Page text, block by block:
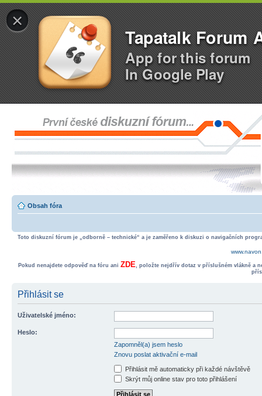
×
Tapatalk Forum
App for this forum
In Google Play
Obsah fóra
Toto diskuzní fórum je „odborně – technické“ a je zaměřeno k diskuzi o navigačních
Pokud nenajdete odpověď na fóru ani ZDE, položte nejdřív dotaz v příslušném vlákně a
Přihlásit se
Uživatelské jméno:
Heslo:
Zapomněl(a) jsem heslo
Znovu poslat aktivační e-mail
Přihlásit mě automaticky při každé návštěvě
Skrýt můj online stav pro toto přihlášení